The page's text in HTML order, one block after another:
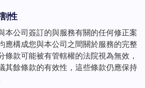
性
本公司簽訂的與服務有關的任何修正案
應構成您與本公司之間關於服務的完整
條款可能被有管轄權的法院視為無效，
其餘條款的有效性，這些條款仍應保持